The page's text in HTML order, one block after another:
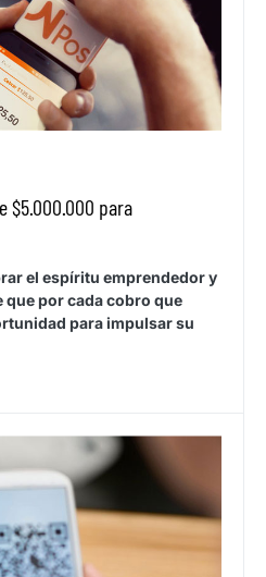
$5.000.000 para
el espíritu emprendedor y
por cada cobro que
para impulsar su